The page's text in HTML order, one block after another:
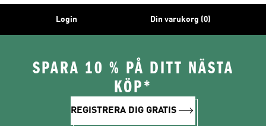
Login Din varukorg (0)
SPARA 10 % PÅ DITT NÄSTA
KÖP*
REGISTRERA DIG GRATIS